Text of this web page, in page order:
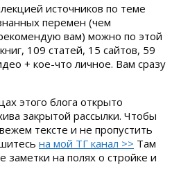
источников по теме
перемен (чем
вам) можно по этой
109 статей, 15 сайтов, 59
+ кое-что личное. Вам сразу
этого блога открыто
закрытой рассылки. Чтобы
тексте и не пропустить
на мой ТГ канал >> Там
заметки на полях о стройке и